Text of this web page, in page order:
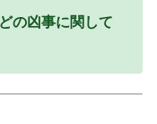
の凶事に関して